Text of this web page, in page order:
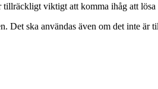
viktigt att komma ihåg att
Det ska användas även om det inte